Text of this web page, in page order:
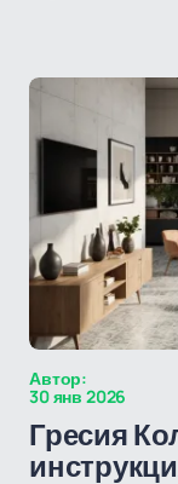
Автор:
30 янв 2026
Гресия